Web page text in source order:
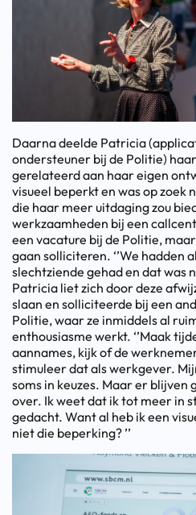
Daarna deelde Patricia
ondersteuner bij de Politie)
gerelateerd aan haar eigen
visueel beperkt en was op zoek
die haar meer uitdaging zou
werkzaamheden bij een
een vacature bij de Politie,
gaan solliciteren. ‘’We hadden
slechtziende gehad en dat was
Patricia liet zich door deze
slaan en solliciteerde bij een
Politie, waar ze inmiddels al
enthousiasme werkt. ‘’Maak
aannames, kijk of de
stimuleer dat als werkgever.
soms in keuzes. Maar er blijven
over. Ik weet dat ik tot meer in
gedacht. Want al heb ik een
niet die beperking? ’’